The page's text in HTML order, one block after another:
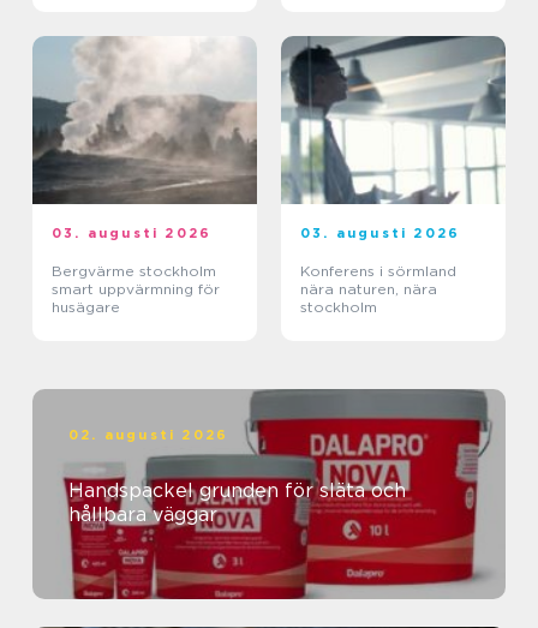
03. augusti 2026
Bergvärme stockholm
smart uppvärmning för
husägare
03. augusti 2026
Konferens i sörmland
nära naturen, nära
stockholm
02. augusti 2026
Handspackel grunden för släta och
hållbara väggar